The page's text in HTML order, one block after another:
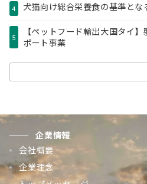
4 犬猫向け総合栄養食の基準とな
5
【ペットフード輸出大国タイ
ポート事業
企業情報
会社概要
企業理念